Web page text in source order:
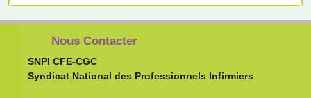
Nous Contacter
SNPI CFE-CGC
Syndicat National des Professionnels Infirmiers